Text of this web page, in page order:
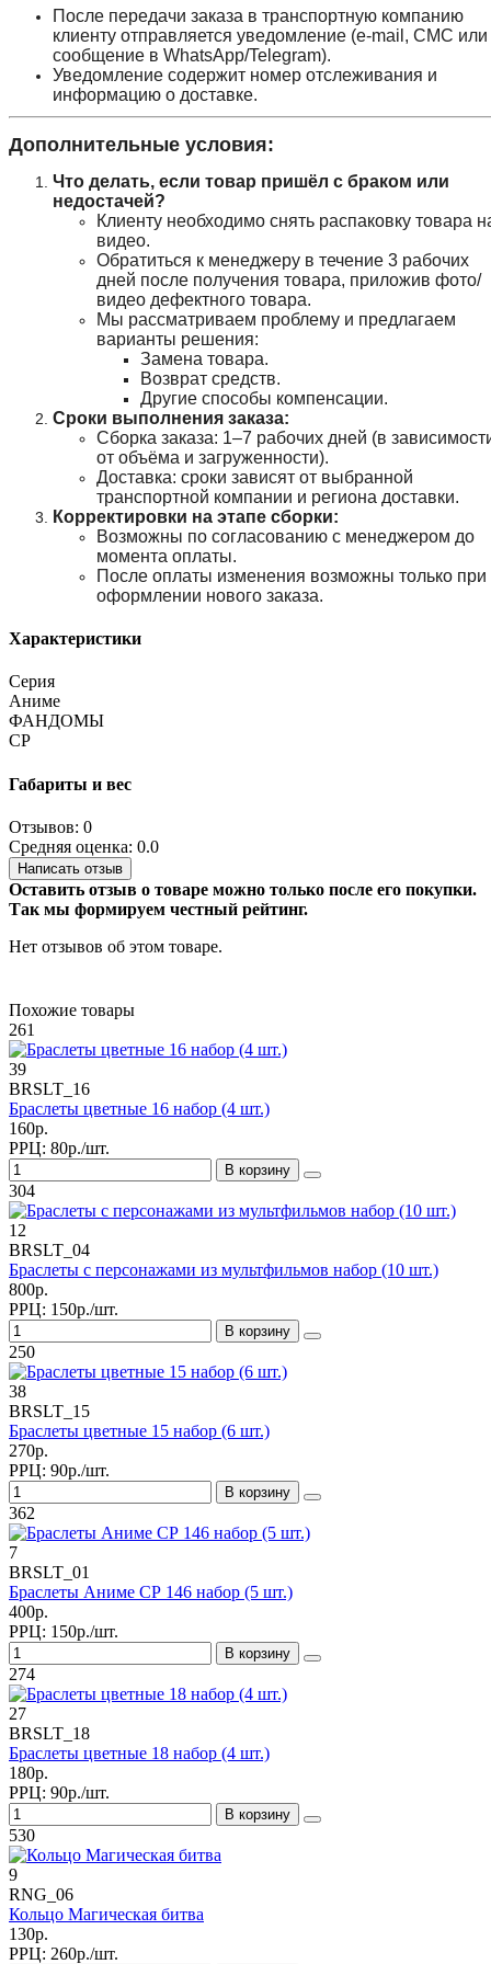
После передачи заказа в транспортную компанию
клиенту отправляется уведомление (e-mail, СМС или
сообщение в WhatsApp/Telegram).
Уведомление содержит номер отслеживания и
информацию о доставке.
Дополнительные условия:
Что делать, если товар пришёл с браком или
недостачей?
Клиенту необходимо снять распаковку товара
видео.
Обратиться к менеджеру в течение 3 рабочих
дней после получения товара, приложив фото/
видео дефектного товара.
Мы рассматриваем проблему и предлагаем
варианты решения:
Замена товара.
Возврат средств.
Другие способы компенсации.
Сроки выполнения заказа:
Сборка заказа: 1–7 рабочих дней (в
от объёма и загруженности).
Доставка: сроки зависят от выбранной
транспортной компании и региона доставки.
Корректировки на этапе сборки:
Возможны по согласованию с менеджером до
момента оплаты.
После оплаты изменения возможны только при
оформлении нового заказа.
Характеристики
Серия
Аниме
ФАНДОМЫ
СР
Габариты и вес
Отзывов: 0
Средняя оценка: 0.0
Написать отзыв
Оставить отзыв о товаре можно только после его покупки.
Так мы формируем честный рейтинг.
Нет отзывов об этом товаре.
Похожие товары
261
39
BRSLT_16
Браслеты цветные 16 набор (4 шт.)
160р.
РРЦ: 80р./шт.
В корзину
304
12
BRSLT_04
Браслеты с персонажами из мультфильмов набор (10 шт.)
800р.
РРЦ: 150р./шт.
В корзину
250
38
BRSLT_15
Браслеты цветные 15 набор (6 шт.)
270р.
РРЦ: 90р./шт.
В корзину
362
7
BRSLT_01
Браслеты Аниме СР 146 набор (5 шт.)
400р.
РРЦ: 150р./шт.
В корзину
274
27
BRSLT_18
Браслеты цветные 18 набор (4 шт.)
180р.
РРЦ: 90р./шт.
В корзину
530
9
RNG_06
Кольцо Магическая битва
130р.
РРЦ: 260р./шт.